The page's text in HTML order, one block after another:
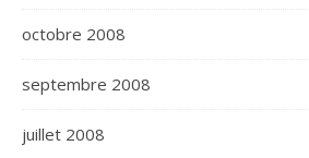
octobre 2008
septembre 2008
juillet 2008